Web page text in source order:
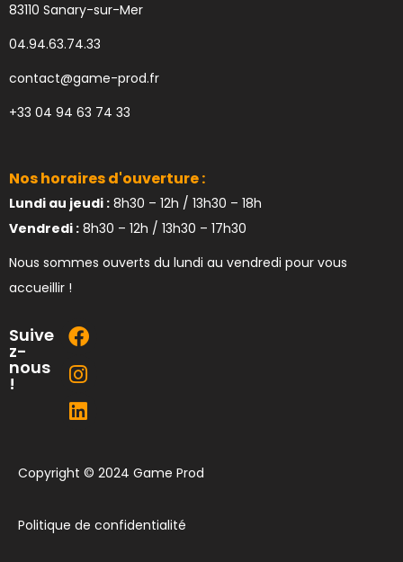
83110 Sanary-sur-Mer
04.94.63.74.33
contact@game-prod.fr
+33 04 94 63 74 33
Nos horaires d'ouverture :
Lundi au jeudi : 8h30 – 12h / 13h30 – 18h
Vendredi : 8h30 – 12h / 13h30 – 17h30
Nous sommes ouverts du lundi au vendredi pour vous
accueillir !
Suive
z-
nous
!
Copyright © 2024 Game Prod
Politique de confidentialité